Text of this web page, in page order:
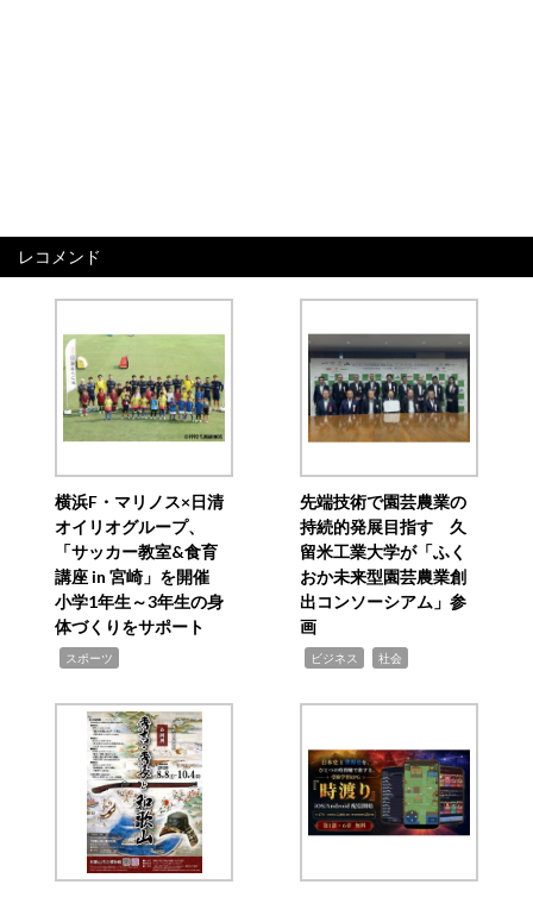
レコメンド
横浜F・マリノス×日清
オイリオグループ、
「サッカー教室&食育
講座 in 宮崎」を開催
小学1年生～3年生の身
体づくりをサポート
スポーツ
先端技術で園芸農業の
持続的発展目指す 久
留米工業大学が「ふく
おか未来型園芸農業創
出コンソーシアム」参
画
ビジネス 社会